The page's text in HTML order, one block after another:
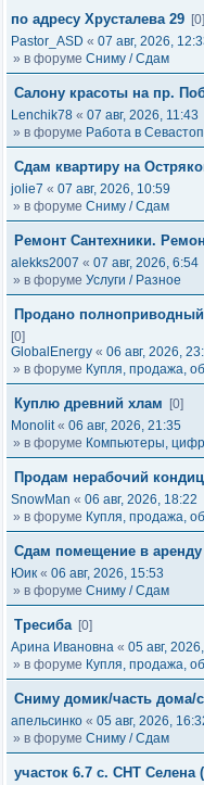
по адресу Хрусталева 29 [0]
Pastor_ASD « 07 авг, 2026,
» в форуме Сниму / Сдам
Салону красоты на пр.
Lenchik78 « 07 авг, 2026, 11:43
» в форуме Работа в
Сдам квартиру на
jolie7 « 07 авг, 2026, 10:59
» в форуме Сниму / Сдам
Ремонт Сантехники.
alekks2007 « 07 авг, 2026, 6:54
» в форуме Услуги / Разное
Продано
[0]
GlobalEnergy « 06 авг, 2026,
» в форуме Купля, продажа,
Куплю древний хлам
[0]
Monolit« 06 авг, 2026, 21:35
» в форуме Компьютеры,
Продам нерабочий
SnowMan « 06 авг, 2026, 18:22
» в форуме Купля, продажа,
Сдам помещение в аренду
Юик « 06 авг, 2026, 15:53
» в форуме Сниму / Сдам
Тресиба [0]
Арина Ивановна « 05 авг,
» в форуме Купля, продажа,
Сниму домик/часть дома/
апельсинко « 05 авг, 2026,
» в форуме Сниму / Сдам
участок 6.7 с. СНТ